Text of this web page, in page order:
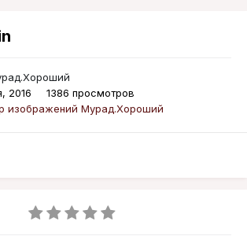
2016
1386 просмотров
изображений Мурад.Хороший